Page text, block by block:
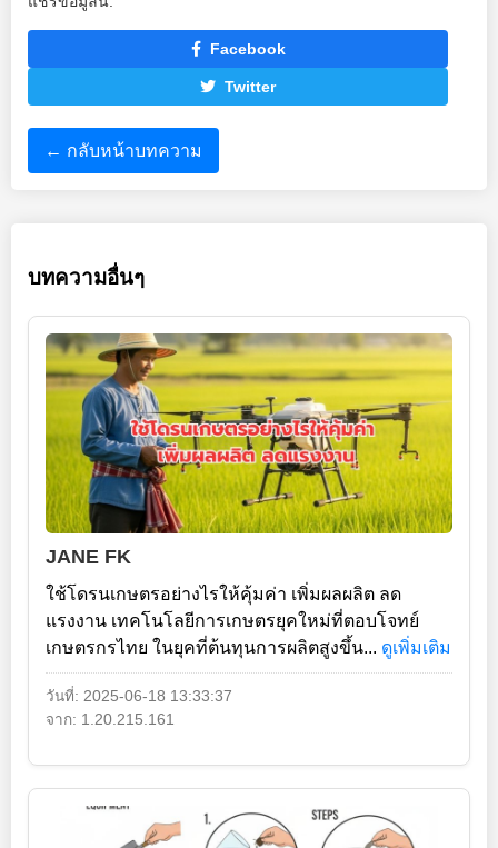
Facebook
Twitter
← กลับหน้าบทความ
บทความอื่นๆ
JANE FK
ใช้โดรนเกษตรอย่างไรให้คุ้มค่า เพิ่มผลผลิต ลด
แรงงาน เทคโนโลยีการเกษตรยุคใหม่ที่ตอบโจทย์
เกษตรกรไทย ในยุคที่ต้นทุนการผลิตสูงขึ้น... ดูเพิ่มเติม
วันที่: 2025-06-18 13:33:37
จาก: 1.20.215.161